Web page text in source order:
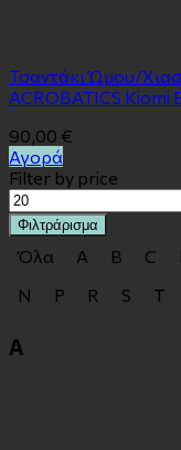
Τσαντάκι Ώμου/
ACROBATICS Kiomi
90,00 €
Αγορά
Filter by price
Ελάχιστη
τιμή
Φιλτράρισμα
Όλα A B C
N
P R S T
A